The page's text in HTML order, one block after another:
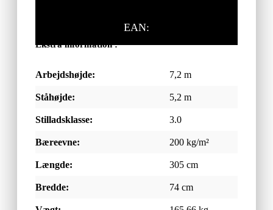
EAN:
Ekstra information :
Arbejdshøjde: 7,2 m
Ståhøjde: 5,2 m
Stilladsklasse: 3.0
Bæreevne: 200 kg/m²
Længde: 305 cm
Bredde: 74 cm